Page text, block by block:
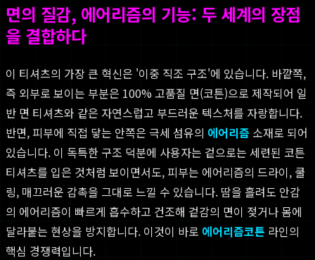
면의 질감, 에어리즘의 기능: 두 세계의 장점
을 결합하다
이 티셔츠의 가장 큰 혁신은 '이중 직조 구조'에 있습니다. 바깥쪽,
즉 외부로 보이는 부분은 100% 고품질 면(코튼)으로 제작되어 일
반 면 티셔츠와 같은 자연스럽고 부드러운 텍스처를 자랑합니다.
반면, 피부에 직접 닿는 안쪽은 극세 섬유의 에어리즘 소재로 되어
있습니다. 이 독특한 구조 덕분에 사용자는 겉으로는 세련된 코튼
티셔츠를 입은 것처럼 보이면서도, 피부는 에어리즘의 드라이, 쿨
링, 매끄러운 감촉을 그대로 느낄 수 있습니다. 땀을 흘려도 안감
의 에어리즘이 빠르게 흡수하고 건조해 겉감의 면이 젖거나 몸에
달라붙는 현상을 방지합니다. 이것이 바로 에어리즘코튼 라인의
핵심 경쟁력입니다.